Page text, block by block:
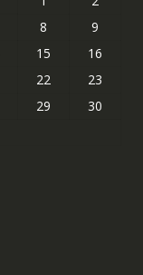
8
9
15
16
22
23
29
30